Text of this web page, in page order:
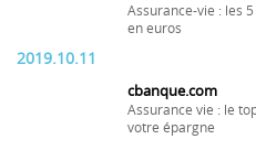
Assurance-vie : les
en euros
2019.10.11
cbanque.com
Assurance vie : le
votre épargne